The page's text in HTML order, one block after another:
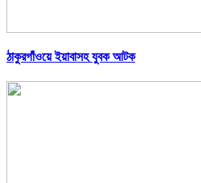
ঠাকুরগাঁওয়ে ইয়াবাসহ যুবক আটক